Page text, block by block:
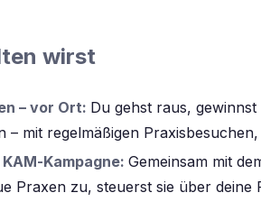
wirst
– vor Ort: Du gehst raus,
– mit regelmäßigen
Kampagne: Gemeinsam mit
Praxen zu, steuerst sie über deine